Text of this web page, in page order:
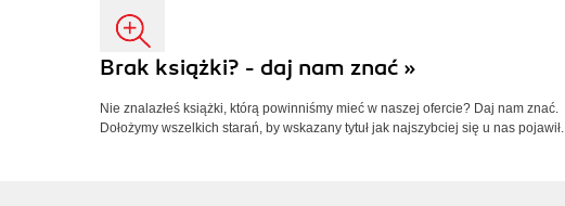
Brak książki? - daj nam znać »
Nie znalazłeś książki, którą powinniśmy mieć w naszej ofercie? Daj nam znać.
Dołożymy wszelkich starań, by wskazany tytuł jak najszybciej się u nas pojawił.